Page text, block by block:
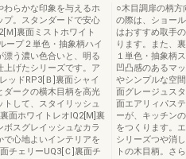
わらかな印象を与えるホ
プ。スタンダードで安心
Ｍ]裏面ミストホワイト
ープ２単色・抽象柄ハイ
漂う濃い色合いと、明る
上げたシリーズです。ア
ッドRP3[Ｂ]裏面シャイ
ダークの横木目柄を高光
して、スタイリッシュ
面ホワイトレオIQ2[M]裏
スグレイッシュなカラ
で心地よいインテリアを
チェリーUQ3[Ｃ]裏面チ
○木目調扉の柄方
の際は、ショー
はおすすめ取手
ります。また、
１単色・抽象柄
凹凸感のあるマ
やシンプルな空
面グレージュス
面エアリィパス
ーが、キッチン
をつくります。
シリーズつや消
トの木目柄。さ